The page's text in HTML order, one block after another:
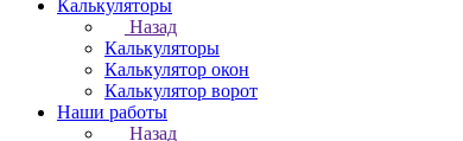
Калькуляторы
Назад
Калькуляторы
Калькулятор окон
Калькулятор ворот
Наши работы
Назад